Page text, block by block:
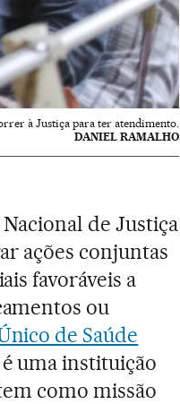
à Justiça para ter atendimento.
DANIEL RAMALHO
de Justiça
ações conjuntas
favoráveis a
ou
de Saúde
uma instituição
como missão